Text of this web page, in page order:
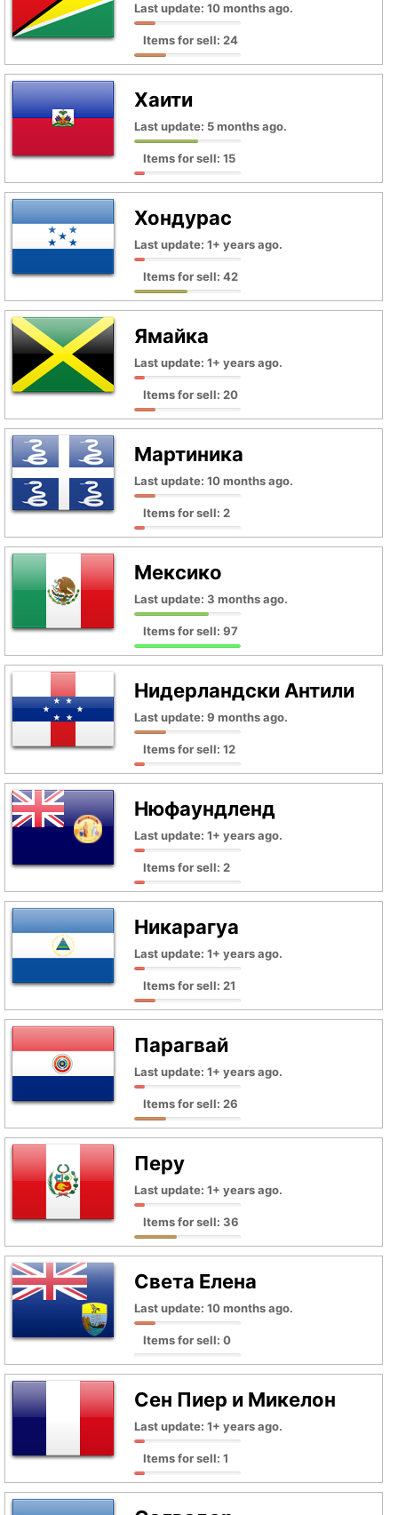
Last update: 10 months ago.
Items for sell: 24
Хаити
Last update: 5 months ago.
Items for sell: 15
Хондурас
Last update: 1+ years ago.
Items for sell: 42
Ямайка
Last update: 1+ years ago.
Items for sell: 20
Мартиника
Last update: 10 months ago.
Items for sell: 2
Мексико
Last update: 3 months ago.
Items for sell: 97
Нидерландски Антили
Last update: 9 months ago.
Items for sell: 12
Нюфаундленд
Last update: 1+ years ago.
Items for sell: 2
Никарагуа
Last update: 1+ years ago.
Items for sell: 21
Парагвай
Last update: 1+ years ago.
Items for sell: 26
Перу
Last update: 1+ years ago.
Items for sell: 36
Света Елена
Last update: 10 months ago.
Items for sell: 0
Сен Пиер и Микелон
Last update: 1+ years ago.
Items for sell: 1